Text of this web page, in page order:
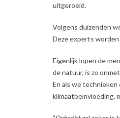
uitgeroeid.
Volgens duizenden
Deze experts
Eigenlijk lopen de
de natuur, is zo
En als we
klimaatbeïnvloeding,